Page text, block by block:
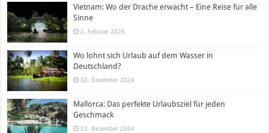
Vietnam: Wo der Drache erwacht – Eine Reise für alle
Sinne
2. Februar 2026
Wo lohnt sich Urlaub auf dem Wasser in
Deutschland?
30. Dezember 2024
Mallorca: Das perfekte Urlaubsziel für jeden
Geschmack
23. Dezember 2024